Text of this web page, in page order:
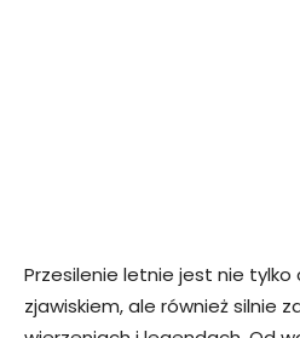
Przesilenie letnie jest nie
zjawiskiem, ale również silnie